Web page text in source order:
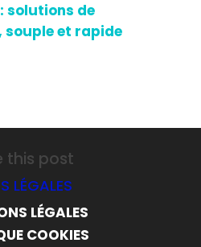
solutions de
souple et rapide
this post
LÉGALES
LÉGALES
COOKIES